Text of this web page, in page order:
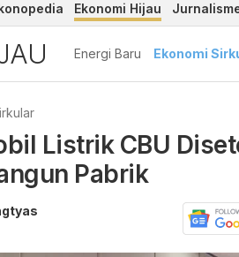
Ekonomi Hijau
Energi Baru Ekonomi
Listrik CBU
Pabrik